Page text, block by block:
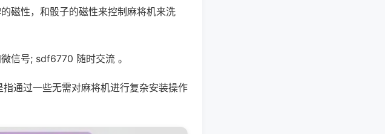
磁性，和骰子的磁性来控制麻将机来洗
信号; sdf6770 随时交流 。
通过一些无需对麻将机进行复杂安装操作